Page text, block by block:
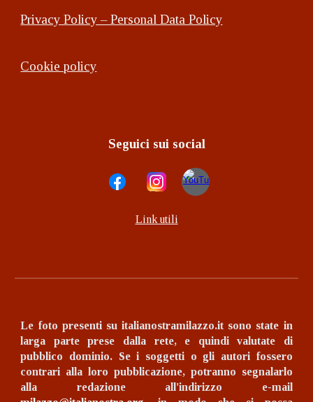
Privacy Policy – Personal Data Policy
Cookie policy
Seguici sui social
Link utili
Le foto presenti su italianostramilazzo.it sono state in
larga parte prese dalla rete, e quindi valutate di
pubblico dominio. Se i soggetti o gli autori fossero
contrari alla loro pubblicazione, potranno segnalarlo
alla redazione all'indirizzo e-mail